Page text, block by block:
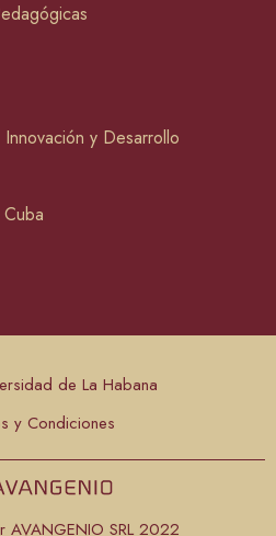
y Desarrollo
de La Habana
y Condiciones
SRL 2022